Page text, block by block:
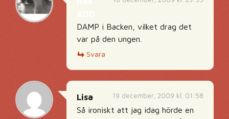
DAMP i Backen, vilket drag det
var på den ungen.
Svara
19 december, 2009 kl. 01:58
Lisa
Så ironiskt att jag idag hörde en